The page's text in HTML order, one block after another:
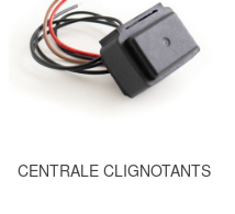
CENTRALE CLIGNOTANTS